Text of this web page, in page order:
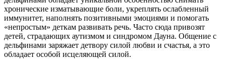
хронические изматывающие боли, укреплять ослабленный
иммунитет, наполнять позитивными эмоциями и помогать
«непростым» деткам развивать речь. Часто сюда привозят
детей, страдающих аутизмом и синдромом Дауна. Общение с
дельфинами заряжает детвору силой любви и счастья, а это
обладает особой исцеляющей силой.